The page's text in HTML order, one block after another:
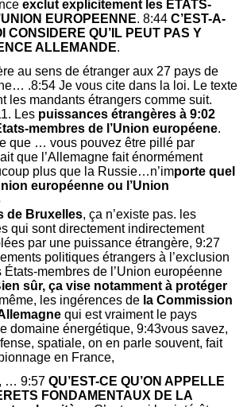
exclut explicitement les ÉTATS-
EUROPEENNE. 8:44C’EST-A-
CONSIDERE QU’IL PEUT PAS Y
ALLEMANDE.
au sens de étranger aux 27 pays de
.8:54 Je vous cite dans la loi. Le texte
les mandants étrangers comme suit.
Les puissances étrangères à 9:02
membres de l’Union européene.
que … vous pouvez être pillé par
que l’Allemagne fait énormément
plus que la Russie…n’importe quel
européenne ou l’Union
de Bruxelles, ça n’existe pas. les
qui sont directement indirectement
par une puissance étrangère, 9:27
politiques étrangers à l’exclusion
membres de l’Union européenne
sûr, ça vise notamment à protéger
les ingérences de la Commission
qui est vraiment le pays
domaine énergétique, 9:43vous savez,
spatiale, on en parle souvent, fait
en France,
… 9:57QU’EST-CE QU’ON APPELLE
FONDAMENTAUX DE LA